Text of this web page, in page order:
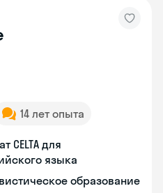
14 лет опыта
CELTA для
языка
образование